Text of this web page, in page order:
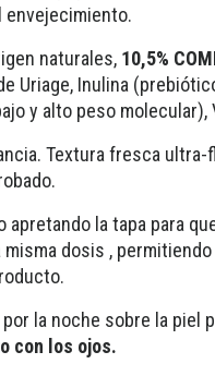
envejecimiento.
naturales, 10,5%
Uriage, Inulina
y alto peso molecular),
Textura fresca ultra-
la tapa para
dosis ,
la noche sobre la piel
con los ojos.